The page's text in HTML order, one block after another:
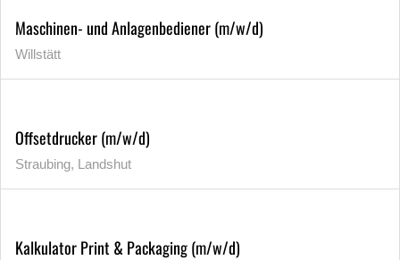
Maschinen- und Anlagenbediener (m/w/d)
Willstätt
Offsetdrucker (m/w/d)
Straubing, Landshut
Kalkulator Print & Packaging (m/w/d)